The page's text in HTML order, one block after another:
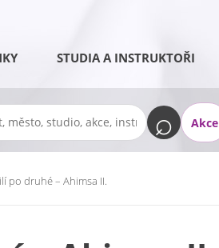
STUDIA A INSTRUKTOŘI
Akce
po druhé – Ahimsa II.